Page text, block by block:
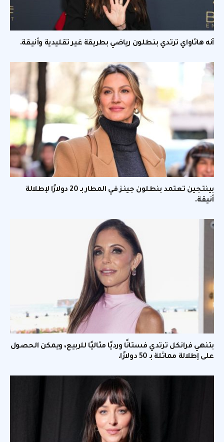
آنه هاثاواي ترتدي بنطلون رياضي بطريقة غير تقليدية وأنيقة.
بينتجين تعتمد بنطلون جينز في المطار بـ 20 دولارًا لإطلالة
أنيقة.
بتنهي فرانكل ترتدي فستانًا ورديًا مثاليًا للربيع، ويمكن الحصول
على إطلالة مماثلة بـ 50 دولارًا.